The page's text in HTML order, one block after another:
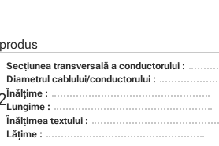
Secţiunea transversală a conductorului :
Diametrul cablului/conductorului :
Înălţime :
Lungime :
Înălţimea textului :
Lăţime :